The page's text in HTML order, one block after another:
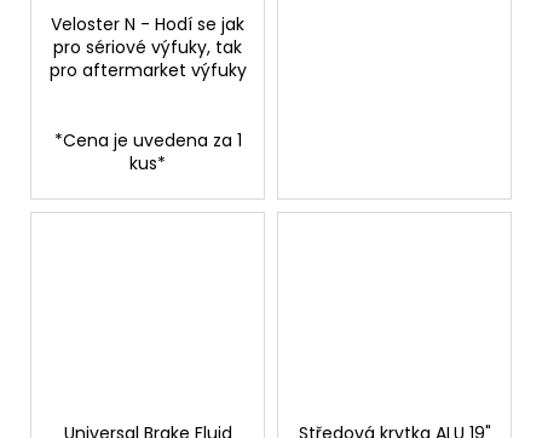
Veloster N - Hodí se jak
pro sériové výfuky, tak
pro aftermarket výfuky
*Cena je uvedena za 1
kus*
Universal Brake Fluid
Středová krytka ALU 19"